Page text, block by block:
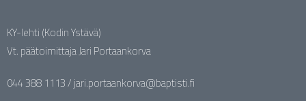
KY-lehti (Kodin Ystävä)
Vt. päätoimittaja Jari Portaankorva
044 388 1113 / jari.portaankorva@baptisti.fi